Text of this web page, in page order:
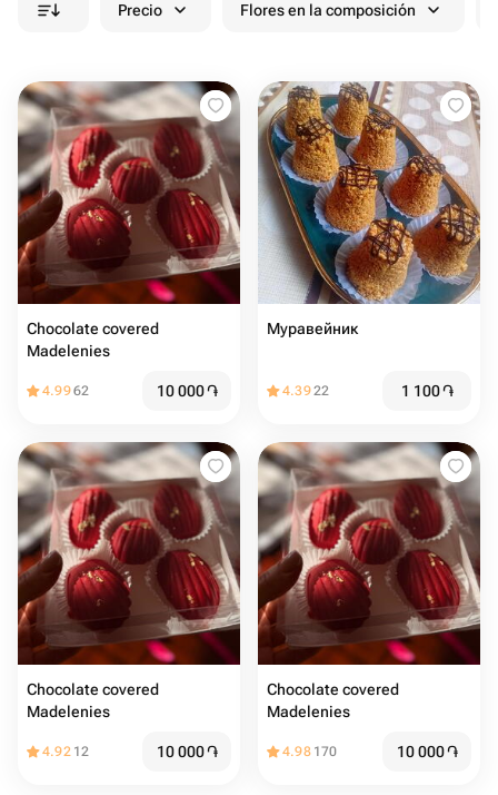
Precio Flores en la composición
Chocolate covered
Madelenies
4.9962 10 000֏
Муравейник
4.3922 1 100֏
Chocolate covered
Madelenies
4.92 12 10 000֏
Chocolate covered
Madelenies
4.98 170 10 000֏